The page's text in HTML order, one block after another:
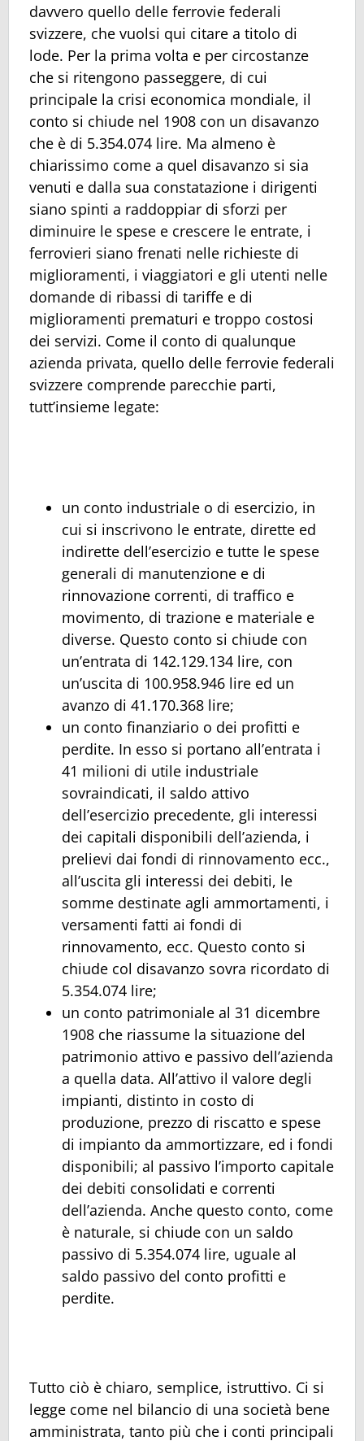
davvero quello delle ferrovie federali
svizzere, che vuolsi qui citare a titolo di
lode. Per la prima volta e per circostanze
che si ritengono passeggere, di cui
principale la crisi economica mondiale, il
conto si chiude nel 1908 con un disavanzo
che è di 5.354.074 lire. Ma almeno è
chiarissimo come a quel disavanzo si sia
venuti e dalla sua constatazione i dirigenti
siano spinti a raddoppiar di sforzi per
diminuire le spese e crescere le entrate, i
ferrovieri siano frenati nelle richieste di
miglioramenti, i viaggiatori e gli utenti nelle
domande di ribassi di tariffe e di
miglioramenti prematuri e troppo costosi
dei servizi. Come il conto di qualunque
azienda privata, quello delle ferrovie federali
svizzere comprende parecchie parti,
tutt’insieme legate:
un conto industriale o di esercizio, in
cui si inscrivono le entrate, dirette ed
indirette dell’esercizio e tutte le spese
generali di manutenzione e di
rinnovazione correnti, di traffico e
movimento, di trazione e materiale e
diverse. Questo conto si chiude con
un’entrata di 142.129.134 lire, con
un’uscita di 100.958.946 lire ed un
avanzo di 41.170.368 lire;
un conto finanziario o dei profitti e
perdite. In esso si portano all’entrata i
41 milioni di utile industriale
sovraindicati, il saldo attivo
dell’esercizio precedente, gli interessi
dei capitali disponibili dell’azienda, i
prelievi dai fondi di rinnovamento ecc.,
all’uscita gli interessi dei debiti, le
somme destinate agli ammortamenti, i
versamenti fatti ai fondi di
rinnovamento, ecc. Questo conto si
chiude col disavanzo sovra ricordato di
5.354.074 lire;
un conto patrimoniale al 31 dicembre
1908 che riassume la situazione del
patrimonio attivo e passivo dell’azienda
a quella data. All’attivo il valore degli
impianti, distinto in costo di
produzione, prezzo di riscatto e spese
di impianto da ammortizzare, ed i fondi
disponibili; al passivo l’importo capitale
dei debiti consolidati e correnti
dell’azienda. Anche questo conto, come
è naturale, si chiude con un saldo
passivo di 5.354.074 lire, uguale al
saldo passivo del conto profitti e
perdite.
Tutto ciò è chiaro, semplice, istruttivo. Ci si
legge come nel bilancio di una società bene
amministrata, tanto più che i conti principali